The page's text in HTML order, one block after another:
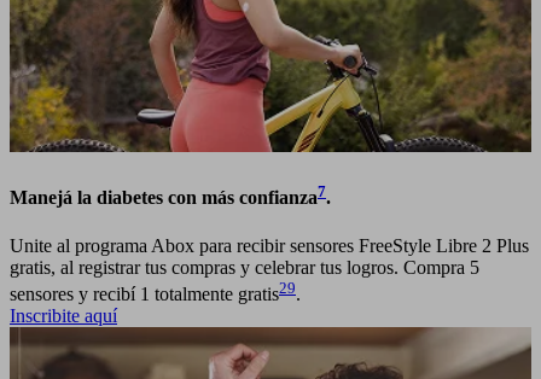
Manejá la diabetes con más confianza7.
Unite al programa Abox para recibir sensores FreeStyle Libre 2 Plus
gratis, al registrar tus compras y celebrar tus logros. Compra 5
sensores y recibí 1 totalmente gratis29.
Inscribite aquí